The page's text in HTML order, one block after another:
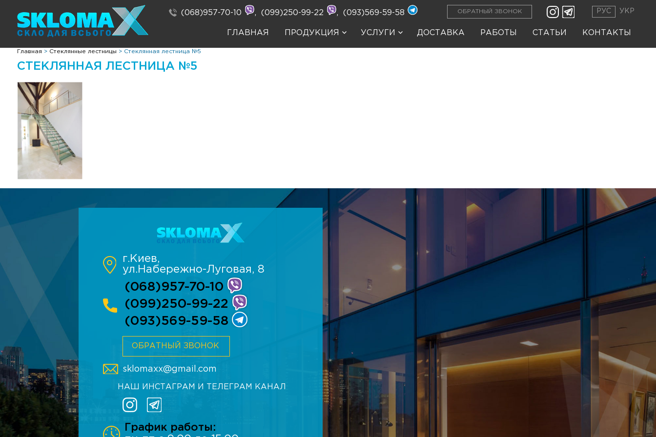
(068)957-70-10 , (099)250-99-22 , (093)569-59-58 ОБРАТНЫЙ ЗВОНОК РУС УКР
ГЛАВНАЯ ПРОДУКЦИЯ УСЛУГИ ДОСТАВКА РАБОТЫ СТАТЬИ КОНТАКТЫ
Главная > Стеклянные лестницы > Стеклянная лестница №5
СТЕКЛЯННАЯ ЛЕСТНИЦА №5
г.Киев,
ул.Набережно-Луговая, 8
(068)957-70-10
(099)250-99-22
(093)569-59-58
ОБРАТНЫЙ ЗВОНОК
sklomaxx@gmail.com
НАШ ИНСТАГРАМ И ТЕЛЕГРАМ КАНАЛ
График работы: